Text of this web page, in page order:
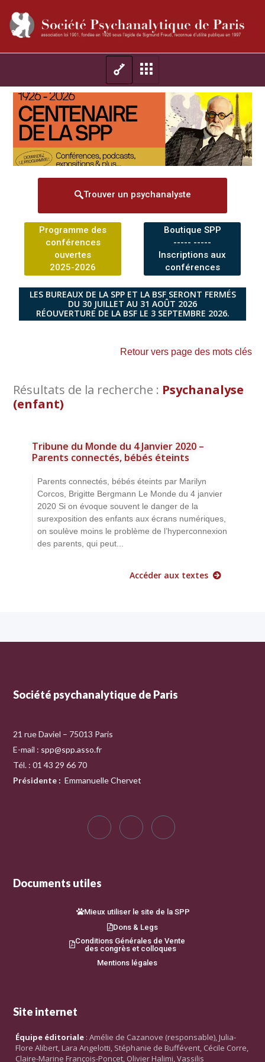
Trouver un psychanalyste
Programme des
conférences
ouvertes
2025-2026
Boutique SPP
----- -----
Inscriptions aux
conférences
LES BUREAUX DE LA SPP ET LA BSF SERONT FERMÉS
DU 30 JUILLET AU 31 AOÛT 2026
RÉOUVERTURE DE LA BSF LE 3 SEPTEMBRE 2026.
Retour vers page des mots clés
Résultats de la recherche : Psychanalyse
(enfant)
Tribune du Monde du 4 Janvier 2020 –
Parents connectés, bébés éteints
Parents connectés, bébés éteints par Marilyn
Corcos, Brigitte Bergmann Le Monde du 4 janvier
2020 Si on évoque souvent le danger de la
surexposition des enfants aux écrans numériques,
on soulève moins le problème de l’hyperconnexion
des parents, qui peut...
Accéder aux textes
Société psychanalytique de Paris
21 rue Daviel – 75013 Paris
E-mail : spp@spp.asso.fr
Tél. : 01 43 29 66 70
Présidente : Emmanuelle Chervet
Documents utiles
Mieux utiliser le site de la SPP
Dons & Legs
Conditions Générales de Vente
des congrès et colloques
Mentions légales
Site internet
Équipe éditoriale : Amélie de Cazanove (responsable), Julia-
Flore Alibert, Lara Angelotti, Stéphanie de Buffévent, Cécile Corre,
Claire-Marine François-Poncet, Olivier Halimi, Vassilis